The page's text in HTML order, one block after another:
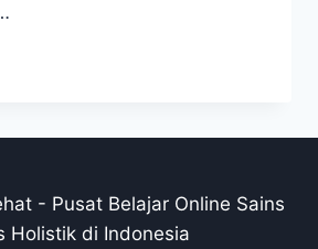
- Pusat Belajar Online Sains
Holistik di Indonesia